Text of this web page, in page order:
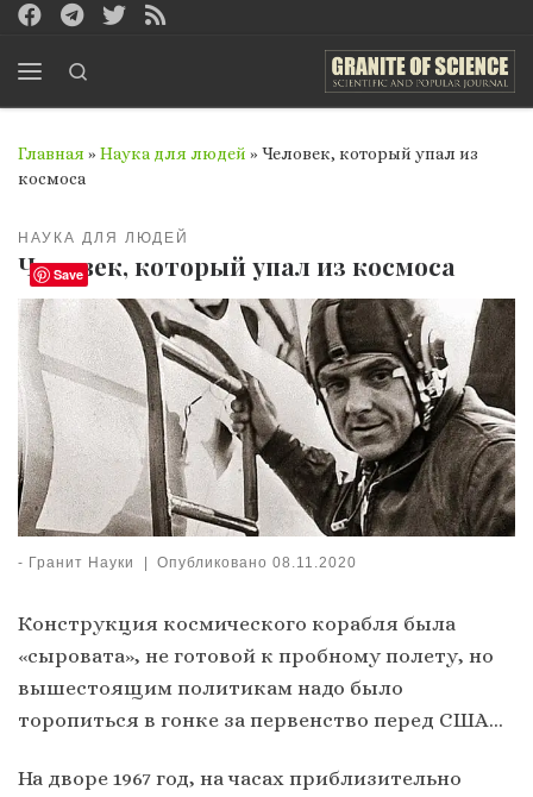
Перейти к содержимому
Главная » Наука для людей » Человек, который упал из
космоса
НАУКА ДЛЯ ЛЮДЕЙ
Человек, который упал из космоса
- Гранит Науки | Опубликовано08.11.2020
Конструкция космического корабля была
«сыровата», не готовой к пробному полету, но
вышестоящим политикам надо было
торопиться в гонке за первенство перед США…
На дворе 1967 год, на часах приблизительно
Save